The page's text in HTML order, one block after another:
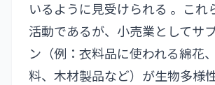
いるように見受けられる 。これ
活動であるが、小売業としてサ
ン（例：衣料品に使われる綿花
料、木材製品など）が生物多様